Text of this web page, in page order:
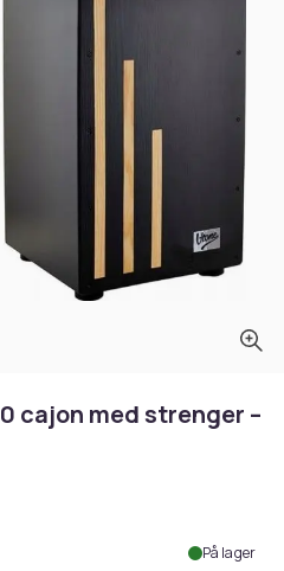
cajon med strenger –
På lager